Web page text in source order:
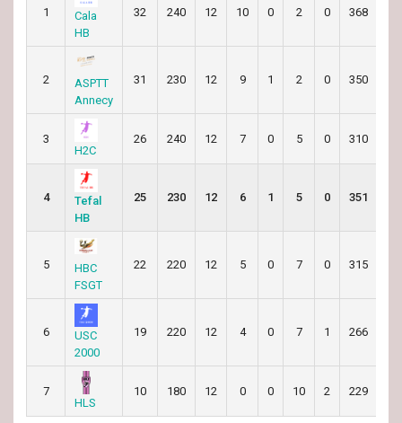
1
Cala
HB
32 240 12 10 0 2 0 368
2
ASPTT
Annecy
31 230 12 9 1 2 0 350
3
H2C
26 240 12 7 0 5 0 310
4
Tefal
HB
25 230 12 6 1 5 0 351
5
HBC
FSGT
22 220 12 5 0 7 0 315
6
USC
2000
19 220 12 4 0 7 1 266
7
HLS
10 180 12 0 0 10 2 229